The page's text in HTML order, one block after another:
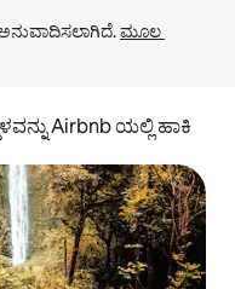
ಮೂಲ
Airbnb ಯಲ್ಲಿ ಹಾಕಿ